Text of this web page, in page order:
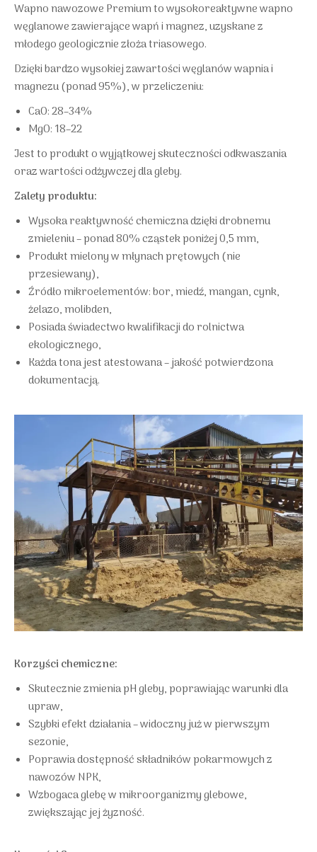
Wapno nawozowe Premium to wysokoreaktywne wapno
węglanowe zawierające wapń i magnez, uzyskane z
młodego geologicznie złoża triasowego.
Dzięki bardzo wysokiej zawartości węglanów wapnia i
magnezu (ponad 95%), w przeliczeniu:
CaO: 28–34%
MgO: 18–22
Jest to produkt o wyjątkowej skuteczności odkwaszania
oraz wartości odżywczej dla gleby.
Zalety produktu:
Wysoka reaktywność chemiczna dzięki drobnemu
zmieleniu – ponad 80% cząstek poniżej 0,5 mm,
Produkt mielony w młynach prętowych (nie
przesiewany),
Źródło mikroelementów: bor, miedź, mangan, cynk,
żelazo, molibden,
Posiada świadectwo kwalifikacji do rolnictwa
ekologicznego,
Każda tona jest atestowana – jakość potwierdzona
dokumentacją.
Korzyści chemiczne:
Skutecznie zmienia pH gleby, poprawiając warunki dla
upraw,
Szybki efekt działania – widoczny już w pierwszym
sezonie,
Poprawia dostępność składników pokarmowych z
nawozów NPK,
Wzbogaca glebę w mikroorganizmy glebowe,
zwiększając jej żyzność.